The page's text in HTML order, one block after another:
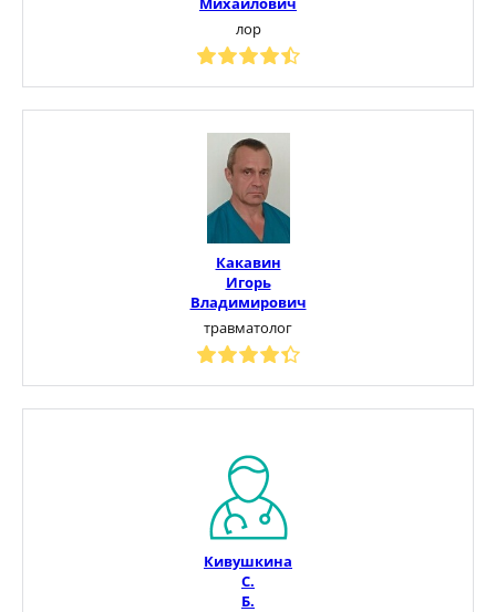
лор
Какавин
Игорь
Владимирович
травматолог
Кивушкина
С.
Б.